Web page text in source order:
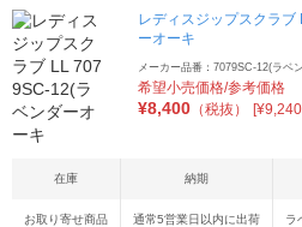
レディスジップスクラ
ーオーキ
メーカー品番：7079SC-12(ラベ
希望小売価格/参考価格
¥8,400 （税抜）
在庫 納期
お取り寄せ商品 通常5営業日以内に出荷 ラ